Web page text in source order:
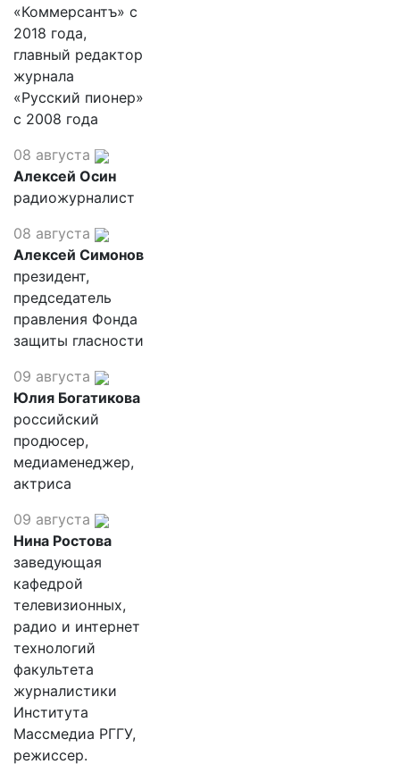
«Коммерсантъ» с
2018 года,
главный редактор
журнала
«Русский пионер»
с 2008 года
08 августа
Алексей Осин
радиожурналист
08 августа
Алексей Симонов
президент,
председатель
правления Фонда
защиты гласности
09 августа
Юлия Богатикова
российский
продюсер,
медиаменеджер,
актриса
09 августа
Нина Ростова
заведующая
кафедрой
телевизионных,
радио и интернет
технологий
факультета
журналистики
Института
Массмедиа РГГУ,
режиссер.